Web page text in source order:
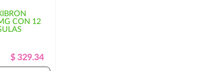
CON 12
Precio
Regular
Precio
$ 329.34